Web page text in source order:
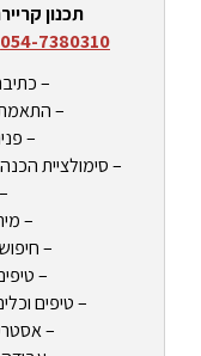
תכנון
054-7380310
–
– התאמת
–
– סימולציית
–
–
–
– טיפים
–